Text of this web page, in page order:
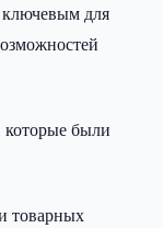
ключевым для
которые были
товарных